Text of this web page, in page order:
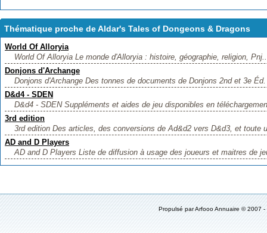
Thématique proche de Aldar's Tales of Dongeons & Dragons
World Of Alloryia
World Of Alloryia Le monde d'Alloryia : histoire, géographie, religion,
Donjons d'Archange
Donjons d'Archange Des tonnes de documents de Donjons 2nd et 3e
D&d4 - SDEN
D&d4 - SDEN Suppléments et aides de jeu disponibles en
3rd edition
3rd edition Des articles, des conversions de Ad&d2 vers D&d3, et toute
AD and D Players
AD and D Players Liste de diffusion à usage des joueurs et maitres de
Propulsé parArfooo Annuaire © 2007